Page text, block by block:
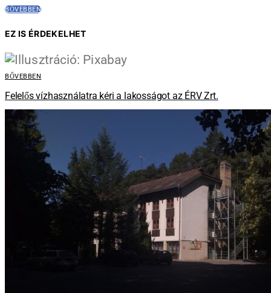
BŐVEBBEN
EZ IS ÉRDEKELHET
BŐVEBBEN
Felelős vízhasználatra kéri a lakosságot az ÉRV Zrt.